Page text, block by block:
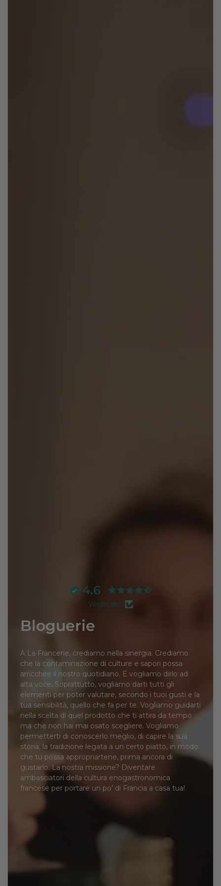
4.6
Verificato
Bloguerie
A La Francerie, crediamo nella sinergia. Crediamo
che la contaminazione di culture e sapori possa
arricchire il nostro quotidiano. E vogliamo dirlo ad
alta voce. Soprattutto, vogliamo darti tutti gli
elementi per poter valutare, secondo i tuoi gusti e la
tua sensibilità, quello che fa per te. Vogliamo guidarti
nella scelta di quel prodotto che ti attira da tempo
ma che non hai mai osato scegliere. Vogliamo
permetterti di conoscerlo meglio, di capire la sua
storia, la tradizione legata a un certo piatto, in modo
che tu possa appropriartene, prima ancora di
gustarlo. La nostra missione? Diventare
ambasciatori della cultura enogastronomica
francese per portare un po’ di Francia a casa tua!